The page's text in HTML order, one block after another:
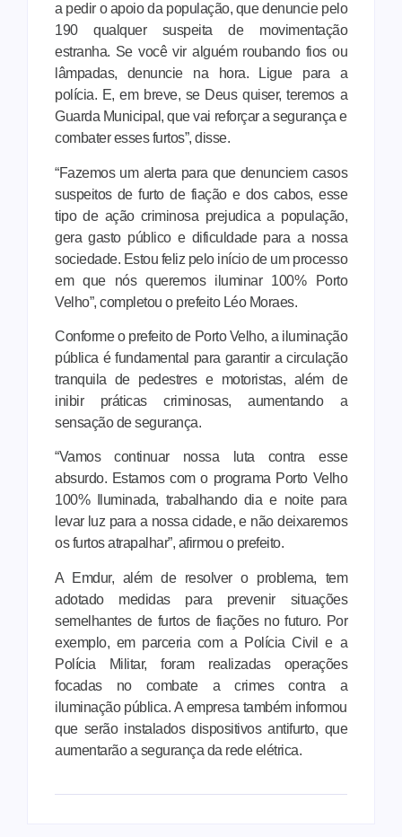
a pedir o apoio da população, que denuncie pelo
190 qualquer suspeita de movimentação
estranha. Se você vir alguém roubando fios ou
lâmpadas, denuncie na hora. Ligue para a
polícia. E, em breve, se Deus quiser, teremos a
Guarda Municipal, que vai reforçar a segurança e
combater esses furtos”, disse.
“Fazemos um alerta para que denunciem casos
suspeitos de furto de fiação e dos cabos, esse
tipo de ação criminosa prejudica a população,
gera gasto público e dificuldade para a nossa
sociedade. Estou feliz pelo início de um processo
em que nós queremos iluminar 100% Porto
Velho”, completou o prefeito Léo Moraes.
Conforme o prefeito de Porto Velho, a iluminação
pública é fundamental para garantir a circulação
tranquila de pedestres e motoristas, além de
inibir práticas criminosas, aumentando a
sensação de segurança.
“Vamos continuar nossa luta contra esse
absurdo. Estamos com o programa Porto Velho
100% Iluminada, trabalhando dia e noite para
levar luz para a nossa cidade, e não deixaremos
os furtos atrapalhar”, afirmou o prefeito.
A Emdur, além de resolver o problema, tem
adotado medidas para prevenir situações
semelhantes de furtos de fiações no futuro. Por
exemplo, em parceria com a Polícia Civil e a
Polícia Militar, foram realizadas operações
focadas no combate a crimes contra a
iluminação pública. A empresa também informou
que serão instalados dispositivos antifurto, que
aumentarão a segurança da rede elétrica.